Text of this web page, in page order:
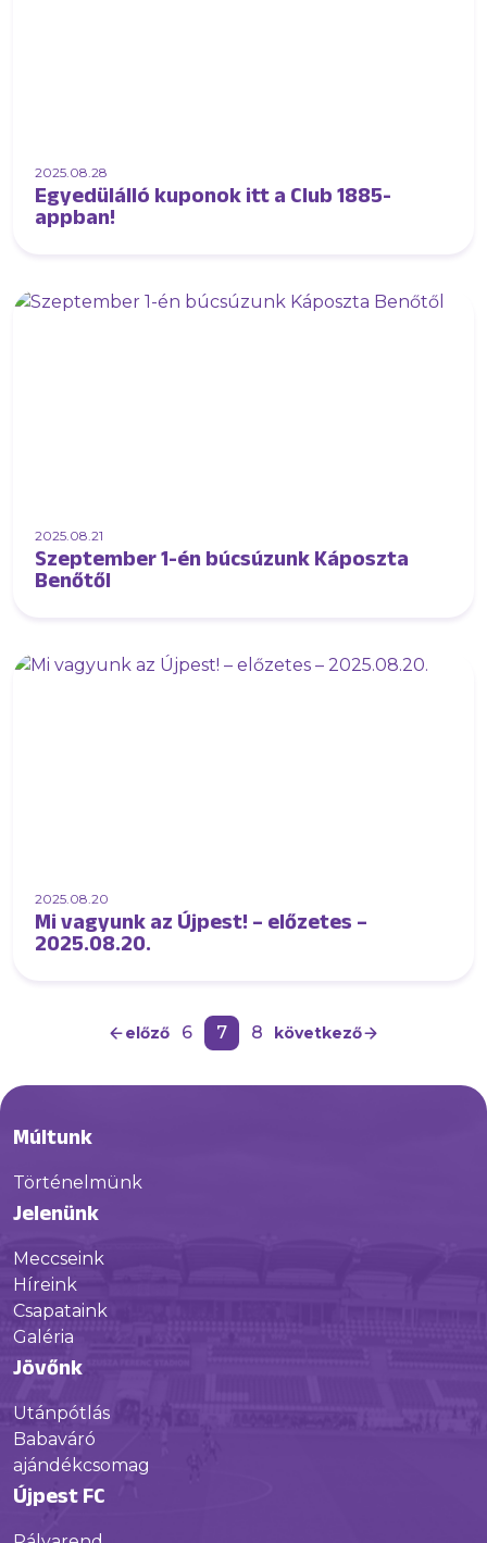
2025.08.28
Egyedülálló kuponok itt a Club 1885-
appban!
2025.08.21
Szeptember 1-én búcsúzunk Káposzta
Benőtől
2025.08.20
Mi vagyunk az Újpest! – előzetes –
2025.08.20.
előző 6 7 8 következő
Múltunk
Történelmünk
Jelenünk
Meccseink
Híreink
Csapataink
Galéria
Jövőnk
Utánpótlás
Babaváró
ajándékcsomag
Újpest FC